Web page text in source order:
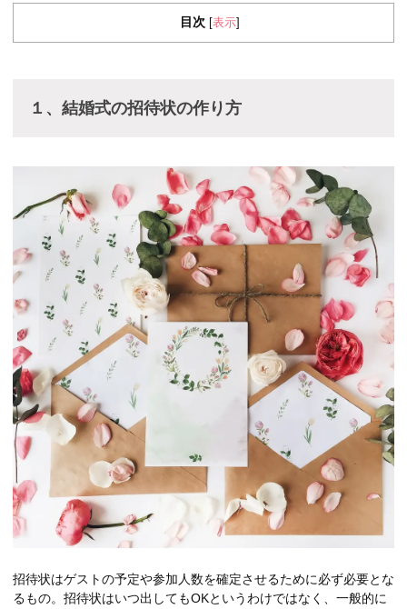
目次 表示
１、結婚式の招待状の作り方
招待状はゲストの予定や参加人数を確定させるために必ず必要とな
るもの。招待状はいつ出してもOKというわけではなく、一般的に